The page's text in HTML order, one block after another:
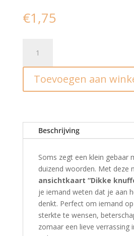
€1,75
dikke
knuffel
voor
Toevoegen aan
Beschrijving
Soms zegt een klein gebaar
duizend woorden. Met deze
ansichtkaart “Dikke
je iemand weten dat je aan
denkt. Perfect om iemand
sterkte te wensen,
zomaar een lieve verrassing